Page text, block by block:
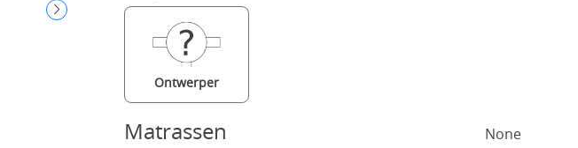
Ontwerper
Matrassen
None